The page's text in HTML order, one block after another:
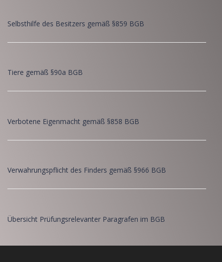
Selbsthilfe des Besitzers gemäß §859 BGB
Tiere gemäß §90a BGB
Verbotene Eigenmacht gemäß §858 BGB
Verwahrungspflicht des Finders gemäß §966 BGB
Übersicht Prüfungsrelevanter Paragrafen im BGB